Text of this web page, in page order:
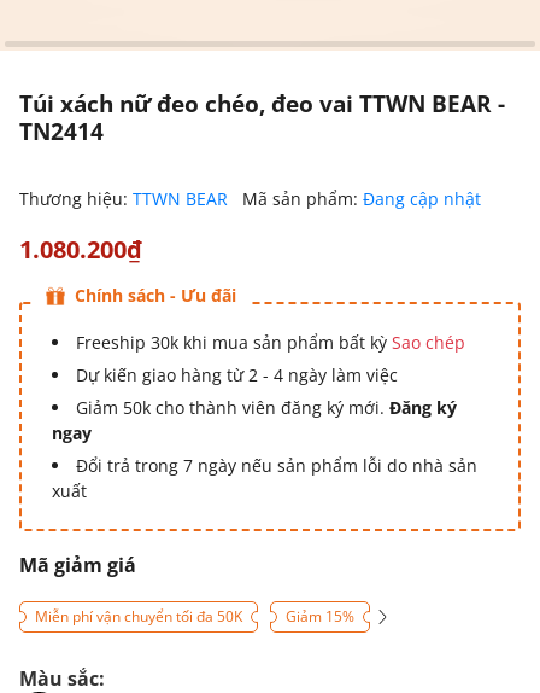
Túi xách nữ đeo chéo, đeo vai TTWN BEAR -
TN2414
Thương hiệu: TTWN BEAR Mã sản phẩm: Đang cập nhật
1.080.200₫
Chính sách - Ưu đãi
Freeship 30k khi mua sản phẩm bất kỳ Sao chép
Dự kiến giao hàng từ 2 - 4 ngày làm việc
Giảm 50k cho thành viên đăng ký mới. Đăng ký
ngay
Đổi trả trong 7 ngày nếu sản phẩm lỗi do nhà sản
xuất
Mã giảm giá
Miễn phí vận chuyển tối đa 50K Giảm 15%
Màu sắc: